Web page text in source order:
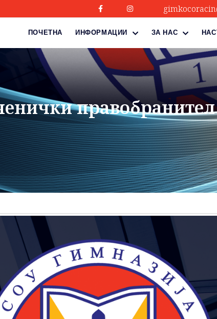
ПОЧЕТНА ИНФОРМАЦИИ ЗА НАС
правобранител